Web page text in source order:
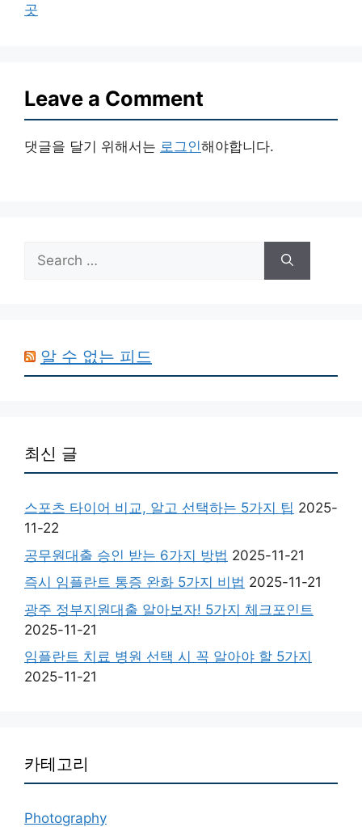
곳
Leave a Comment
댓글을 달기 위해서는 로그인해야합니다.
Search
for:
알 수 없는 피드
최신 글
스포츠 타이어 비교, 알고 선택하는 5가지 팁 2025-
11-22
공무원대출 승인 받는 6가지 방법 2025-11-21
즉시 임플란트 통증 완화 5가지 비법 2025-11-21
광주 정부지원대출 알아보자! 5가지 체크포인트
2025-11-21
임플란트 치료 병원 선택 시 꼭 알아야 할 5가지
2025-11-21
카테고리
Photography